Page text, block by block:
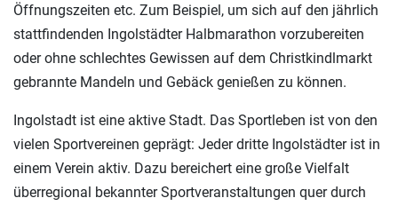
Öffnungszeiten etc. Zum Beispiel, um sich auf den jährlich
stattfindenden Ingolstädter Halbmarathon vorzubereiten
oder ohne schlechtes Gewissen auf dem Christkindlmarkt
gebrannte Mandeln und Gebäck genießen zu können.
Ingolstadt ist eine aktive Stadt. Das Sportleben ist von den
vielen Sportvereinen geprägt: Jeder dritte Ingolstädter ist in
einem Verein aktiv. Dazu bereichert eine große Vielfalt
überregional bekannter Sportveranstaltungen quer durch